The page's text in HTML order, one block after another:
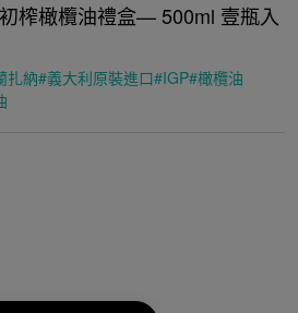
榨橄欖油禮盒— 500ml 壹瓶入
扎納#義大利原裝進口#IGP#橄欖油